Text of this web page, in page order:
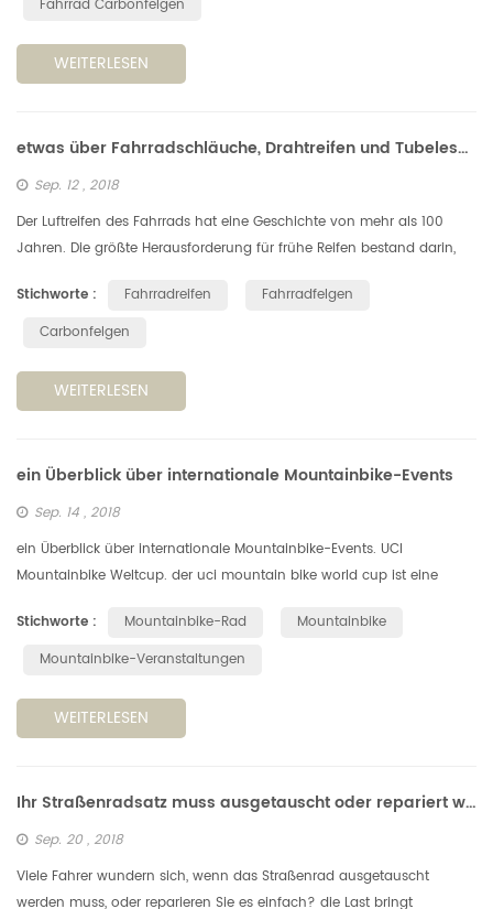
Fahrrad Carbonfelgen
WEITERLESEN
etwas über Fahrradschläuche, Drahtreifen und Tubeless-Reifen und Felgen
Sep. 12 , 2018
Der Luftreifen des Fahrrads hat eine Geschichte von mehr als 100
Jahren. Die größte Herausforderung für frühe Reifen bestand darin,
Stichworte :
Fahrradreifen
Fahrradfelgen
Carbonfelgen
WEITERLESEN
ein Überblick über internationale Mountainbike-Events
Sep. 14 , 2018
ein Überblick über internationale Mountainbike-Events. UCI
Mountainbike Weltcup. der uci mountain bike world cup ist eine
internationale ...
Stichworte : Mountainbike-Rad
Mountainbike
Mountainbike-Veranstaltungen
WEITERLESEN
Ihr Straßenradsatz muss ausgetauscht oder repariert werden?
Sep. 20 , 2018
Viele Fahrer wundern sich, wenn das Straßenrad ausgetauscht
werden muss, oder reparieren Sie es einfach? die Last bringt